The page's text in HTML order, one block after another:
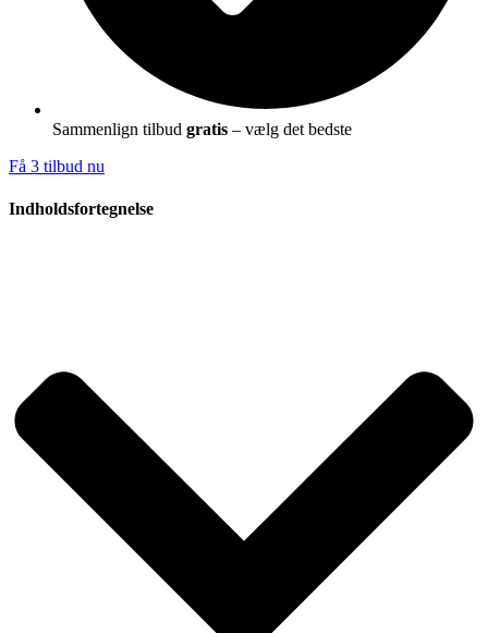
Sammenlign tilbud gratis – vælg det bedste
Få 3 tilbud nu
Indholdsfortegnelse